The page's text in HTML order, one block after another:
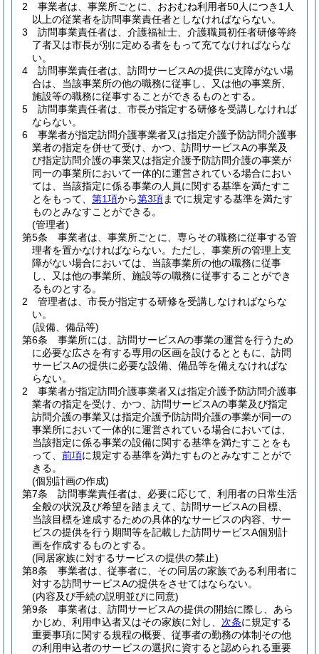
2
事業者は、事業所ごとに、おおむね利用者50人につき1人
以上の従業者を訪問事業責任者としなければならない。
3
訪問事業責任者は、介護福祉士、介護職員初任者研修等終
了者又は市長が別に定める者をもって充てなければならな
い。
4
訪問事業責任者は、訪問サービスAの提供に支障がない場
合は、当該事業所の他の職務に従事し、又は他の事業所、
施設等の職務に従事することができるものとする。
5
訪問事業責任者は、市長が指定する研修を受講しなければ
ならない。
6
事業者が指定訪問介護事業者又は指定介護予防訪問介護事
業者の指定を併せて受け、かつ、訪問サービスAの事業及
び指定訪問介護の事業又は指定介護予防訪問介護の事業が
同一の事業所において一体的に運営されている場合におい
ては、当該指定に係る事業の人員に関する基準を満たすこ
とをもって、 第1項から第3項までに規定する基準を満たす
ものとみなすことができる。
(管理者)
第5条
事業者は、事業所ごとに、専らその職務に従事する管
理者を置かなければならない。 ただし、事業所の管理上支
障がない場合においては、当該事業所の他の職務に従事
し、又は他の事業所、施設等の職務に従事することができ
るものとする。
2
管理者は、市長が指定する研修を受講しなければならな
い。
(設備、備品等)
第6条
事業所には、訪問サービスAの事業の運営を行うため
に必要な広さを有する専用の区画を設けるとともに、訪問
サービスAの提供に必要な設備、備品等を備えなければな
らない。
2
事業者が指定訪問介護事業者又は指定介護予防訪問介護事
業者の指定を受け、かつ、訪問サービスAの事業及び指定
訪問介護の事業又は指定介護予防訪問介護の事業が同一の
事業所において一体的に運営されている場合においては、
当該指定に係る事業の設備に関する基準を満たすことをも
って、 前項に規定する基準を満たすものとみなすことがで
きる。
(個別計画の作成)
第7条
訪問事業責任者は、必要に応じて、利用者の日常生活
全般の状況及び希望を踏まえて、訪問サービスAの目標、
当該目標を達成するための具体的なサービスの内容、サー
ビスの提供を行う期間等を記載した訪問サービスA個別計
画を作成するものとする。
(同居家族に対するサービスの提供の禁止)
第8条
事業者は、従事者に、その同居の家族である利用者に
対する訪問サービスAの提供をさせてはならない。
(内容及び手続の説明並びに同意)
第9条
事業者は、訪問サービスAの提供の開始に際し、あら
かじめ、利用申込者又はその家族に対し、 次条に規定する
重要事項に関する規程の概要、従事者の勤務の体制その他
の利用申込者のサービスの選択に資すると認められる重要